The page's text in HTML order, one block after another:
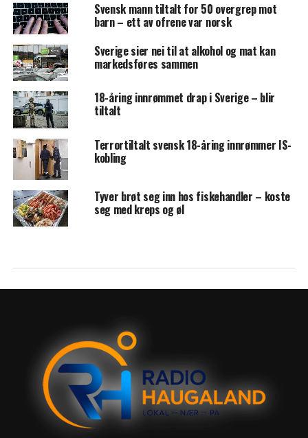
Svensk mann tiltalt for 50 overgrep mot
barn – ett av ofrene var norsk
Sverige sier nei til at alkohol og mat kan
markedsføres sammen
18-åring innrømmet drap i Sverige – blir
tiltalt
Terrortiltalt svensk 18-åring innrømmer IS-
kobling
Tyver brøt seg inn hos fiskehandler – koste
seg med kreps og øl